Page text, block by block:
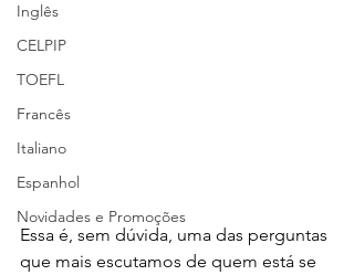
Inglês
CELPIP
TOEFL
Francês
Italiano
Espanhol
Novidades e Promoções
Essa é, sem dúvida, uma das perguntas
que mais escutamos de quem está se